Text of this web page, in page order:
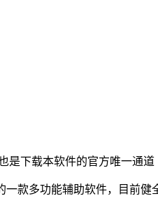
是下载本软件的官方唯一通道
款多功能辅助软件，目前